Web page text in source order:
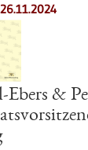
Ebers &